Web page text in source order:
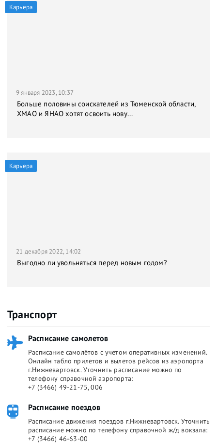
Карьера
9 января 2023, 10:37
Больше половины соискателей из Тюменской области,
ХМАО и ЯНАО хотят освоить нову...
Карьера
21 декабря 2022, 14:02
Выгодно ли увольняться перед новым годом?
Транспорт
Расписание самолетов
Расписание самолётов с учетом оперативных изменений.
Онлайн табло прилетов и вылетов рейсов из аэропорта
г.Нижневартовск. Уточнить расписание можно по
телефону справочной аэропорта:
+7 (3466) 49-21-75, 006
Расписание поездов
Расписание движения поездов г.Нижневартовск. Уточнить
расписание можно по телефону справочной ж/д вокзала:
+7 (3466) 46-63-00